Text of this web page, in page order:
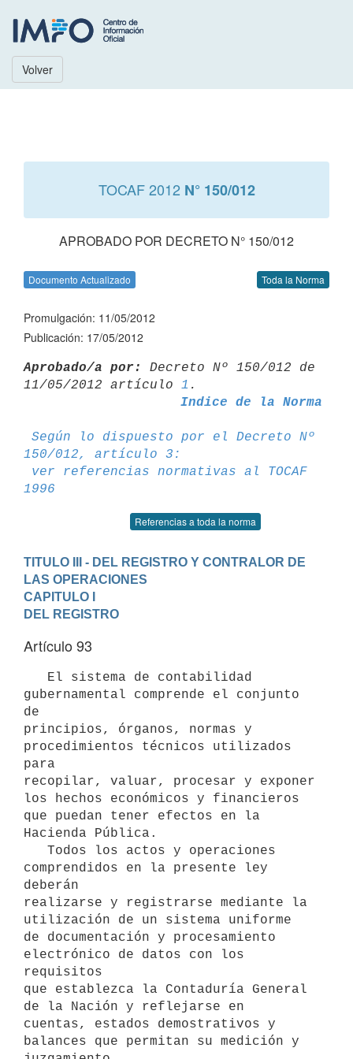
Volver
TOCAF 2012 N° 150/012
APROBADO POR DECRETO N° 150/012
Documento Actualizado Toda la Norma
Promulgación: 11/05/2012
Publicación: 17/05/2012
Aprobado/a por:
Decreto Nº 150/012 de
11/05/2012 artículo 1
Indice de la Norma
Según lo dispuesto por el Decreto Nº
150/012, artículo 3:
ver referencias normativas al TOCAF
1996
Referencias a toda la norma
TITULO III - DEL REGISTRO Y CONTRALOR DE
LAS OPERACIONES
CAPITULO I
DEL REGISTRO
Artículo 93
gubernamental comprende el conjunto
de
principios, órganos, normas y
procedimientos técnicos utilizados
para
recopilar, valuar, procesar y exponer
los hechos económicos y financieros
que puedan tener efectos en la
Hacienda Pública.
comprendidos en la presente ley
deberán
realizarse y registrarse mediante la
utilización de un sistema uniforme
de documentación y procesamiento
electrónico de datos con los
requisitos
que establezca la Contaduría General
de la Nación y reflejarse en
cuentas, estados demostrativos y
balances que permitan su medición y